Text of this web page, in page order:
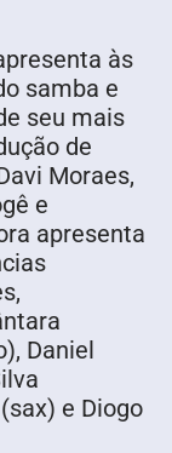
às
samba e
seu mais
de
Moraes,
e
apresenta
Daniel
e Diogo